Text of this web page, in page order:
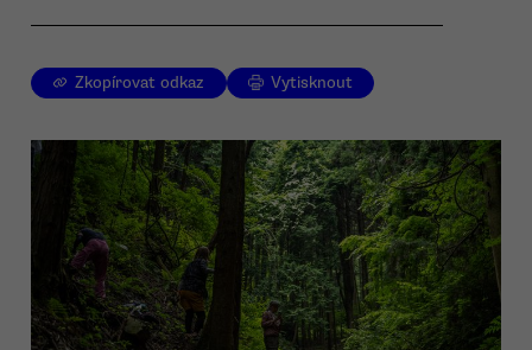
Zkopírovat odkaz Vytisknout